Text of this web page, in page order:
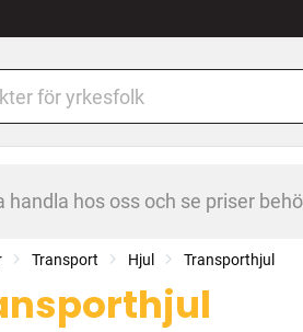
handla hos oss och se priser
Transport Hjul Transporthjul